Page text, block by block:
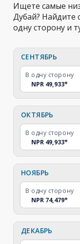
Ищете самые
Дубай? Найдите
одну сторону и
СЕНТЯБРЬ
В одну сторону
NPR 49,933*
ОКТЯБРЬ
В одну сторону
NPR 49,933*
НОЯБРЬ
В одну сторону
NPR 74,479*
ДЕКАБРЬ